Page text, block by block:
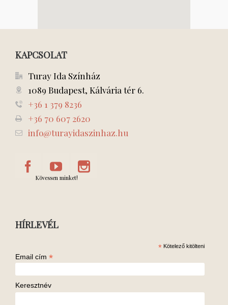
KAPCSOLAT
Turay Ida Színház
1089 Budapest, Kálvária tér 6.
+36 1 379 8236
+36 70 607 2620
info@turayidaszinhaz.hu
Kövessen minket!
HÍRLEVÉL
* Kötelező kitölteni
Email cím *
Keresztnév